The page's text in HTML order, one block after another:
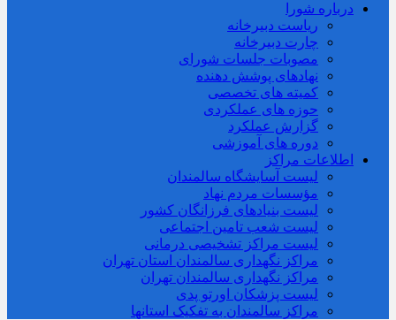
درباره شورا
ریاست دبیرخانه
چارت دبیرخانه
مصوبات جلسات شورای
نهادهای پوشش دهنده
کمیته های تخصصی
حوزه های عملکردی
گزارش عملکرد
دوره های آموزشی
اطلاعات مراکز
لیست آسایشگاه سالمندان
مؤسسات مردم نهاد
لیست بنیادهای فرزانگان کشور
لیست شعب تامین اجتماعی
لیست مراکز تشخیصی درمانی
مراکز نگهداری سالمندان استان تهران
مراکز نگهداری سالمندان تهران
لیست پزشکان اورتو پدی
مراکز سالمندان به تفکیک استانها